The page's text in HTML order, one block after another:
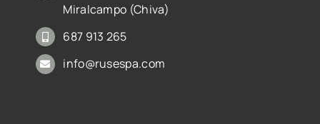
Miralcampo (Chiva)
687 913 265
info@rusespa.com